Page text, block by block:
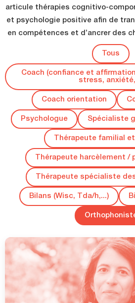
articule thérapies cognitivo-
et psychologie positive afin de
en compétences et d’ancrer des
Tous
Coach (confiance et
stress,
Coach orientation
Psychologue Spécialiste
Thérapeute familial
Thérapeute harcèlement /
Thérapeute spécialiste
Bilans (Wisc, Tda/h,...)